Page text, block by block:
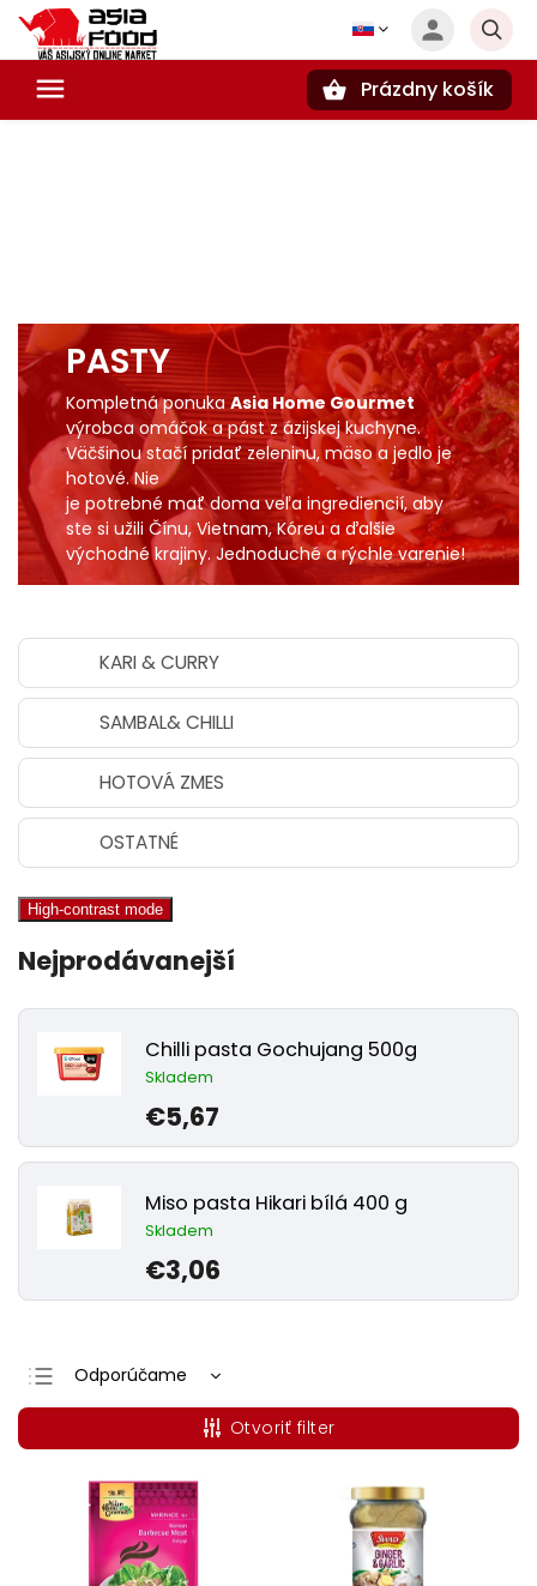
Prázdny košík
PASTY
Kompletná ponukaAsia Home Gourmet
výrobca omáčok a pást z ázijskej kuchyne.
Väčšinou stačí pridať zeleninu, mäso a jedlo je
hotové. Nie
je potrebné mať doma veľa ingrediencií, aby
ste si užili Čínu, Vietnam, Kóreu a ďalšie
východné krajiny. Jednoduché a rýchle varenie!
KARI & CURRY
SAMBAL& CHILLI
HOTOVÁ ZMES
OSTATNÉ
High-contrast mode
Nejprodávanejší
Chilli pasta Gochujang 500g
Skladem
€5,67
Miso pasta Hikari bílá 400 g
Skladem
€3,06
Odporúčame
Najlacnejšie
Najdrahšie
Najpredávanejšie
Abecedne
Otvoriť filter